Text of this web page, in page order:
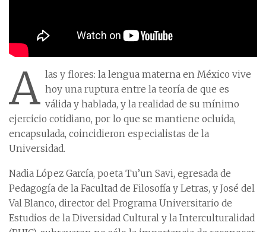
A las y flores: la lengua materna en México vive
hoy una ruptura entre la teoría de que es
válida y hablada, y la realidad de su mínimo
ejercicio cotidiano, por lo que se mantiene ocluida,
encapsulada, coincidieron especialistas de la
Universidad.
Nadia López García, poeta Tu’un Savi, egresada de
Pedagogía de la Facultad de Filosofía y Letras, y José del
Val Blanco, director del Programa Universitario de
Estudios de la Diversidad Cultural y la Interculturalidad